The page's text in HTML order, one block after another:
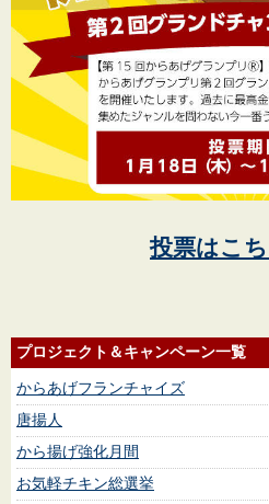
投票はこ
プロジェクト＆キャンペーン一覧
からあげフランチャイズ
唐揚人
から揚げ強化月間
お気軽チキン総選挙